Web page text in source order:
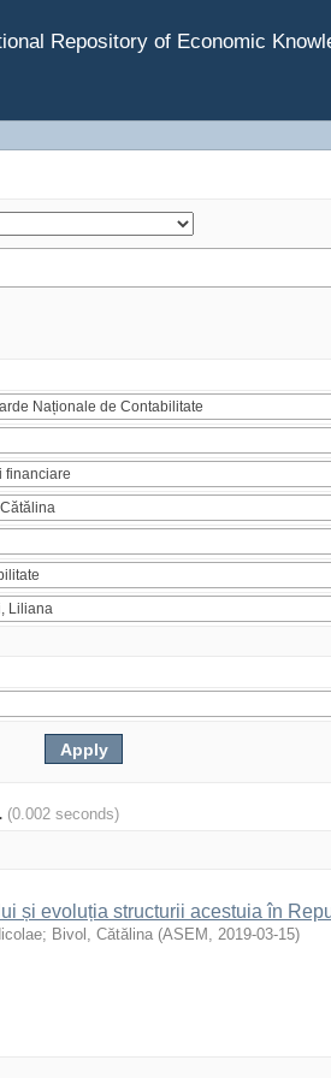
Repository of Economic
(0.002 seconds)
și evoluția structurii acestuia în
; Bivol, Cătălina (ASEM , 2019-03-15)